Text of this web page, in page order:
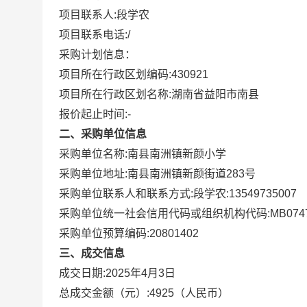
项目联系人:段学农
项目联系电话:/
采购计划信息：
项目所在行政区划编码:430921
项目所在行政区划名称:湖南省益阳市南县
报价起止时间:-
二、采购单位信息
采购单位名称:南县南洲镇新颜小学
采购单位地址:南县南洲镇新颜街道283号
采购单位联系人和联系方式:段学农:13549735007
采购单位统一社会信用代码或组织机构代码:
采购单位预算编码:20801402
三、成交信息
成交日期:2025年4月3日
总成交金额（元）:4925 （人民币）